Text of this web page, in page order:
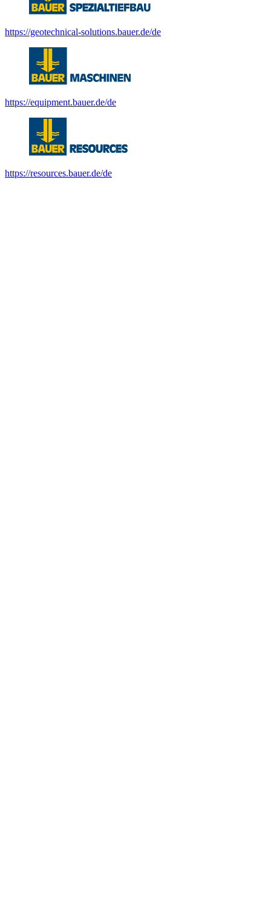
https://geotechnical-solutions.bauer.de/de
https://equipment.bauer.de/de
https://resources.bauer.de/de